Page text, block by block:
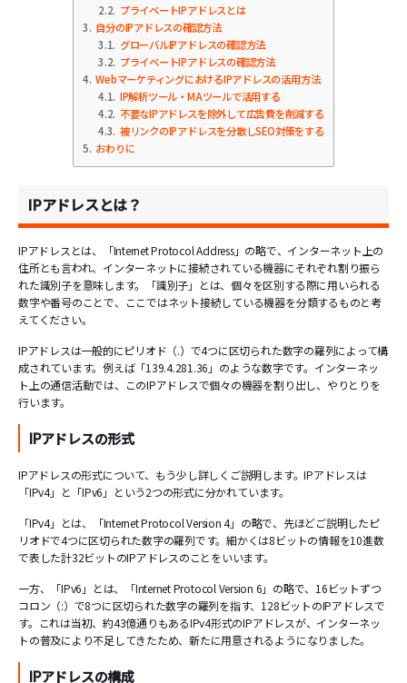
2.2 プライベートIPアドレスとは
3
自分のIPアドレスの確認方法
3.1 グローバルIPアドレスの確認方法
3.2 プライベートIPアドレスの確認方法
4 WebマーケティングにおけるIPアドレスの活用方法
4.1 IP解析ツール・MAツールで活用する
4.2 不要なIPアドレスを除外して広告費を削減する
4.3 被リンクのIPアドレスを分散しSEO対策をする
5 おわりに
IPアドレスとは？
IPアドレスとは、「Internet Protocol Address」の略で、インターネット上の
住所とも言われ、インターネットに接続されている機器にそれぞれ割り振ら
れた識別子を意味します。「識別子」とは、個々を区別する際に用いられる
数字や番号のことで、ここではネット接続している機器を分類するものと考
えてください。
IPアドレスは一般的にピリオド（.）で4つに区切られた数字の羅列によって構
成されています。例えば「139.4.281.36」のような数字です。インターネッ
ト上の通信活動では、このIPアドレスで個々の機器を割り出し、やりとりを
行います。
IPアドレスの形式
IPアドレスの形式について、もう少し詳しくご説明します。IPアドレスは
「IPv4」と「IPv6」という2つの形式に分かれています。
「IPv4」とは、「Internet Protocol Version 4」の略で、先ほどご説明したピ
リオドで4つに区切られた数字の羅列です。細かくは8ビットの情報を10進数
で表した計32ビットのIPアドレスのことをいいます。
一方、「IPv6」とは、「Internet Protocol Version 6」の略で、16ビットずつ
コロン（:）で8つに区切られた数字の羅列を指す、128ビットのIPアドレスで
す。これは当初、約43億通りもあるIPv4形式のIPアドレスが、インターネッ
トの普及により不足してきたため、新たに用意されるようになりました。
IPアドレスの構成